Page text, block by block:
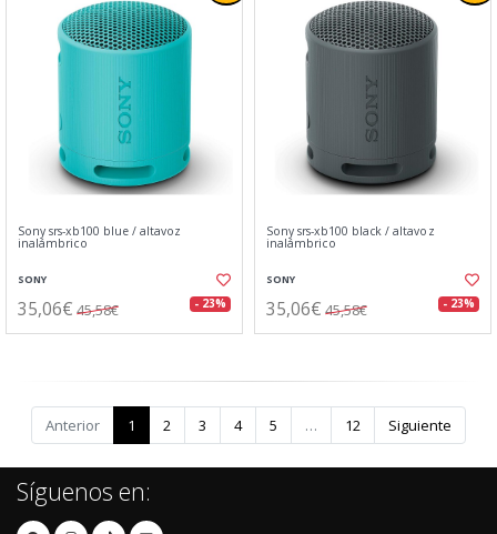
Sony srs-xb100 blue / altavoz
inalámbrico
SONY
35,06€ 45,58€ - 23%
Sony srs-xb100 black / altavoz
inalámbrico
SONY
35,06€ 45,58€ - 23%
Anterior 1 2 3 4 5 … 12 Siguiente
Síguenos en: